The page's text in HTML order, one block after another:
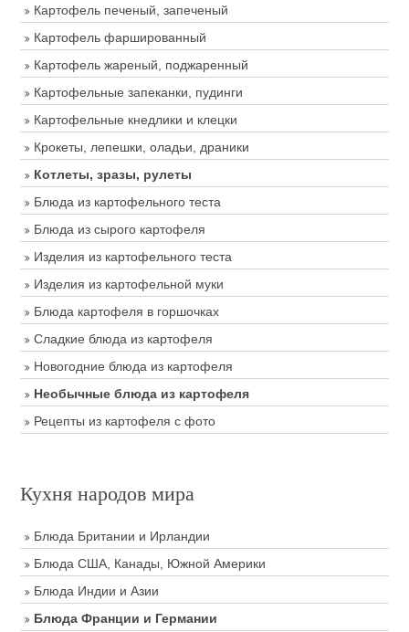
Картофель печеный, запеченый
Картофель фаршированный
Картофель жареный, поджаренный
Картофельные запеканки, пудинги
Картофельные кнедлики и клецки
Крокеты, лепешки, оладьи, драники
Котлеты, зразы, рулеты
Блюда из картофельного теста
Блюда из сырого картофеля
Изделия из картофельного теста
Изделия из картофельной муки
Блюда картофеля в горшочках
Сладкие блюда из картофеля
Новогодние блюда из картофеля
Необычные блюда из картофеля
Рецепты из картофеля с фото
Кухня народов мира
Блюда Британии и Ирландии
Блюда США, Канады, Южной Америки
Блюда Индии и Азии
Блюда Франции и Германии